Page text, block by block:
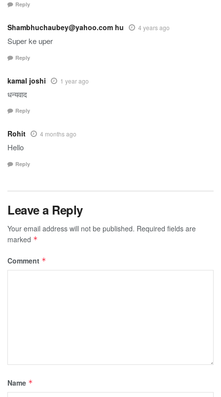
Reply
Shambhuchaubey@yahoo.com hu 4 years ago
Super ke uper
Reply
kamal joshi 1 year ago
धन्यवाद
Reply
Rohit 4 months ago
Hello
Reply
Leave a Reply
Your email address will not be published. Required fields are
marked *
Comment *
Name *